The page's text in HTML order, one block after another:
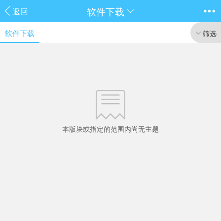
返回 软件下载
软件下载 筛选
本版块或指定的范围内尚无主题